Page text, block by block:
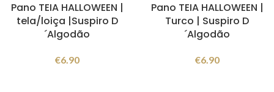
Pano TEIA HALLOWEEN |
tela/loiça |Suspiro D
´Algodão
€6.90
Pano TEIA HALLOWEEN |
Turco | Suspiro D
´Algodão
€6.90